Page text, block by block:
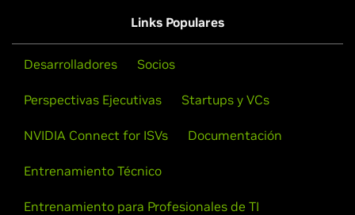
Links Populares
Desarrolladores Socios
Perspectivas Ejecutivas Startups y VCs
NVIDIA Connect for ISVs Documentación
Entrenamiento Técnico
Entrenamiento para Profesionales de TI